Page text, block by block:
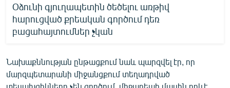
Օձունի գյուղապետին ծեծելու առթիվ
հարուցված քրեական գործում դեռ
բացահայտումներ չկան
Նախաքննության ընթացքում նաև պարզվել էր, որ
մարզպետարանի միջանցքում տեղադրված
տեսախցիկները չեն գործում, միջադեպի մասին որևէ